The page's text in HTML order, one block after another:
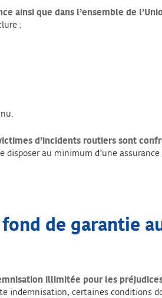
ainsi que dans l’ensemble de
:
d’incidents routiers sont
disposer au minimum d’une
de garantie
illimitée pour les
indemnisation, certaines conditions